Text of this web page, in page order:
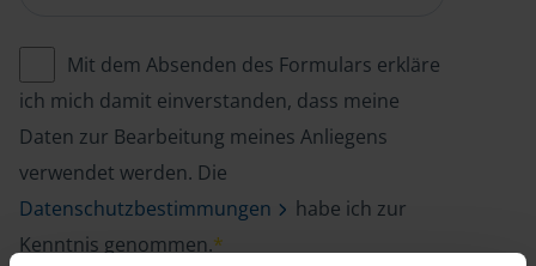
Mit dem Absenden des Formulars erkläre
ich mich damit einverstanden, dass meine
Daten zur Bearbeitung meines Anliegens
verwendet werden. Die
Datenschutzbestimmungen
habe ich zur
Kenntnis genommen.*